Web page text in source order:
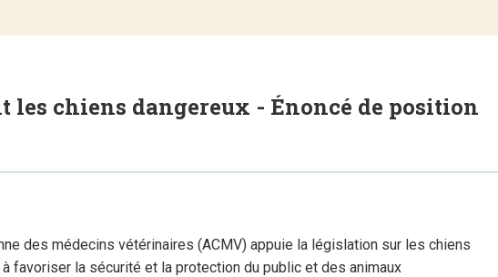
les chiens dangereux - Énoncé de position
des médecins vétérinaires (ACMV) appuie la législation sur les chiens
favoriser la sécurité et la protection du public et des animaux